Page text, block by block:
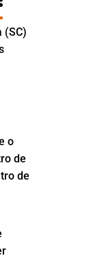
(SC)
o
de
de